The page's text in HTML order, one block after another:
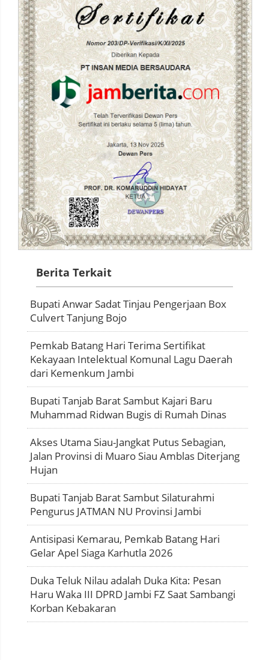
Berita Terkait
Bupati Anwar Sadat Tinjau Pengerjaan Box
Culvert Tanjung Bojo
Pemkab Batang Hari Terima Sertifikat
Kekayaan Intelektual Komunal Lagu Daerah
dari Kemenkum Jambi
Bupati Tanjab Barat Sambut Kajari Baru
Muhammad Ridwan Bugis di Rumah Dinas
Akses Utama Siau-Jangkat Putus Sebagian,
Jalan Provinsi di Muaro Siau Amblas Diterjang
Hujan
Bupati Tanjab Barat Sambut Silaturahmi
Pengurus JATMAN NU Provinsi Jambi
Antisipasi Kemarau, Pemkab Batang Hari
Gelar Apel Siaga Karhutla 2026
Duka Teluk Nilau adalah Duka Kita: Pesan
Haru Waka III DPRD Jambi FZ Saat Sambangi
Korban Kebakaran